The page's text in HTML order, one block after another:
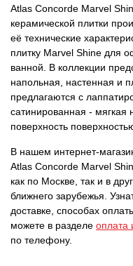
Atlas Concorde Marvel
керамической плитки
её технические
плитку Marvel Shine для
ванной. В коллекции
напольная, настенная и
предлагаются с
сатинированная -
поверхность
В нашем интернет-
Atlas Concorde Marvel
как по Москве, так и в
ближнего зарубежья.
доставке, способах
можете в разделе оплата
по телефону.